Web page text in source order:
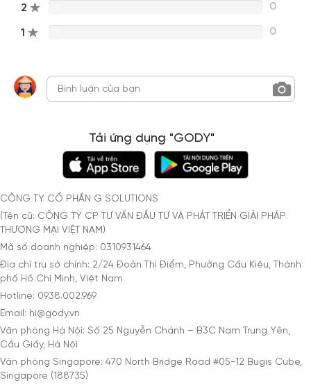
2 0
1 0
Tải ứng dụng "GODY"
CÔNG TY CỔ PHẦN G SOLUTIONS
(Tên cũ: CÔNG TY CP TƯ VẤN ĐẦU TƯ VÀ PHÁT TRIỂN GIẢI PHÁP
THƯƠNG MẠI VIỆT NAM)
Mã số doanh nghiệp: 0310931464
Địa chỉ trụ sở chính: 2/24 Đoàn Thị Điểm, Phường Cầu Kiệu, Thành
phố Hồ Chí Minh, Việt Nam
Hotline: 0938.002.969
Email: hi@gody.vn
Văn phòng Hà Nội: Số 25 Nguyễn Chánh – B3C Nam Trung Yên,
Cầu Giấy, Hà Nội
Văn phòng Singapore: 470 North Bridge Road #05-12 Bugis Cube,
Singapore (188735)